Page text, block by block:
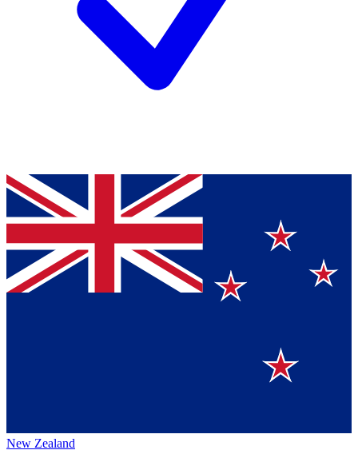
New Zealand